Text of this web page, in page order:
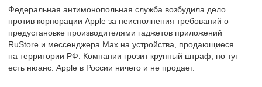
Федеральная антимонопольная служба возбудила дело
против корпорации Apple за неисполнения требований о
предустановке производителями гаджетов приложений
RuStore и мессенджера Max на устройства, продающиеся
на территории РФ. Компании грозит крупный штраф, но тут
есть нюанс: Apple в России ничего и не продает.